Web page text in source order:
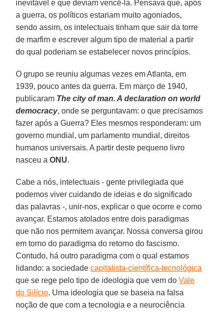
inevitável e que deviam vencê-la. Pensava que, após
a guerra, os políticos estariam muito agoniados,
sendo assim, os intelectuais tinham que sair da torre
de marfim e escrever algum tipo de material a partir
do qual poderiam se estabelecer novos princípios.
O grupo se reuniu algumas vezes em Atlanta, em
1939, pouco antes da guerra. Em março de 1940,
publicaram The city of man. A declaration on world
democracy, onde se perguntavam: o que precisamos
fazer após a Guerra? Eles mesmos responderam: um
governo mundial, um parlamento mundial, direitos
humanos universais. A partir deste pequeno livro
nasceu aONU.
Cabe a nós, intelectuais - gente privilegiada que
podemos viver cuidando de ideias e do significado
das palavras -, unir-nos, explicar o que ocorre e como
avançar. Estamos atolados entre dois paradigmas
que não nos permitem avançar. Nossa conversa girou
em torno do paradigma do retorno do fascismo.
Contudo, há outro paradigma com o qual estamos
lidando: a sociedadecapitalista-científica-tecnológica
que se rege pelo tipo de ideologia que vem doVale
do Silício. Uma ideologia que se baseia na falsa
noção de que com a tecnologia e a neurociência